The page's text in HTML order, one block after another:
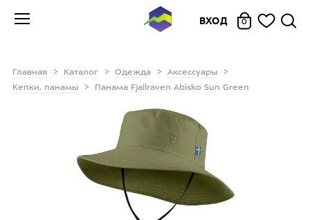
ВХОД 0
Главная Каталог Одежда
Аксессуары
Кепки, панамы
Панама Fjallraven Abisko Sun Green